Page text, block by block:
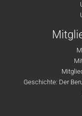
Geschichte: Der